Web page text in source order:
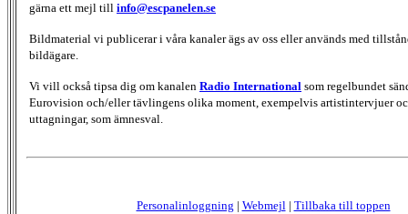
gärna ett mejl till info@escpanelen.se
Bildmaterial vi publicerar i våra kanaler ägs av oss eller används med
bildägare.
Vi vill också tipsa dig om kanalen Radio International som regelbundet
Eurovision och/eller tävlingens olika moment, exempelvis artistintervjuer
uttagningar, som ämnesval.
Personalinloggning | Webmejl| Tillbaka till toppen